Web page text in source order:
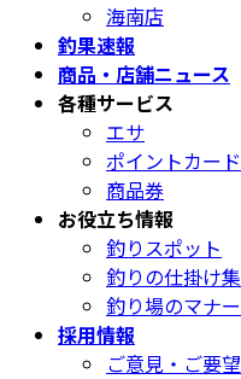
海南店
釣果速報
商品・店舗ニュース
各種サービス
エサ
ポイントカード
商品券
お役立ち情報
釣りスポット
釣りの仕掛け集
釣り場のマナー
採用情報
ご意見・ご要望